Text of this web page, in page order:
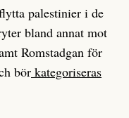
palestinier i de
bland annat mot
Romstadgan för
bör kategoriseras